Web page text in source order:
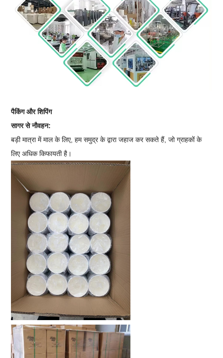
पैकिंग और शिपिंग
सागर से नौवहन:
बड़ी मात्रा में माल के लिए, हम समुद्र के द्वारा जहाज कर सकते हैं, जो ग्राहकों के
लिए अधिक किफायती है।